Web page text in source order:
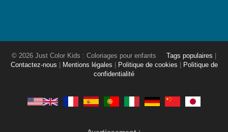
© 2026 Just Color Kids : Coloriages pour enfants Tags populaires
Contactez-nous
Mentions légales Politique de cookies
Politique de
confidentialité